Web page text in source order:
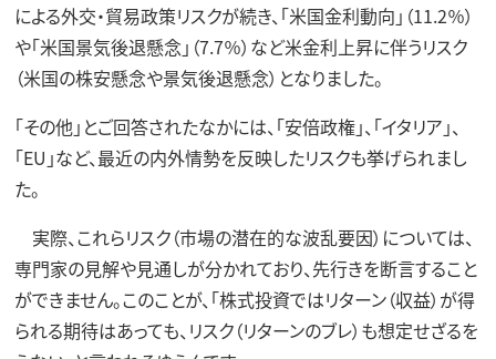
による外交・貿易政策リスクが続き、「米国金利動向」（11.2％）
や「米国景気後退懸念」（7.7％）など米金利上昇に伴うリスク
（米国の株安懸念や景気後退懸念）となりました。
「その他」とご回答されたなかには、「安倍政権」、「イタリア」、
「EU」など、最近の内外情勢を反映したリスクも挙げられまし
た。
実際、これらリスク（市場の潜在的な波乱要因）については、
専門家の見解や見通しが分かれており、先行きを断言すること
ができません。このことが、「株式投資ではリターン（収益）が得
られる期待はあっても、リスク（リターンのブレ）も想定せざるを